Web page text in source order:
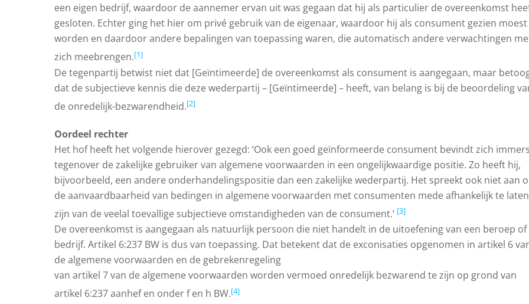
een eigen bedrijf, waardoor de aannemer ervan uit was gegaan dat hij als particulier de overeenkomst
gesloten. Echter ging het hier om privé gebruik van de eigenaar, waardoor hij als consument gezien moest
worden en daardoor andere bepalingen van toepassing waren, die automatisch andere verwachtingen
zich meebrengen.[1]
De tegenpartij betwist niet dat [Geïntimeerde] de overeenkomst als consument is aangegaan, maar
dat de subjectieve kennis die deze wederpartij – [Geïntimeerde] – heeft, van belang is bij de beoordeling
de onredelijk-bezwarendheid.[2]
Oordeel rechter
Het hof heeft het volgende hierover gezegd: ‘Ook een goed geïnformeerde consument bevindt zich
tegenover de zakelijke gebruiker van algemene voorwaarden in een ongelijkwaardige positie. Zo heeft hij,
bijvoorbeeld, een andere onderhandelingspositie dan een zakelijke wederpartij. Het spreekt ook niet aan
de aanvaardbaarheid van bedingen in algemene voorwaarden met consumenten mede afhankelijk te laten
zijn van de veelal toevallige subjectieve omstandigheden van de consument.’ [3]
De overeenkomst is aangegaan als natuurlijk persoon die niet handelt in de uitoefening van een beroep of
bedrijf. Artikel 6:237 BW is dus van toepassing. Dat betekent dat de exconisaties opgenomen in artikel 6
de algemene voorwaarden en de gebrekenregeling
van artikel 7 van de algemene voorwaarden worden vermoed onredelijk bezwarend te zijn op grond van
artikel 6:237 aanhef en onder f en h BW.[4]